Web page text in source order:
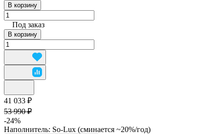
В корзину
Под заказ
В корзину
41 033 ₽
53 990 ₽
-24%
Наполнитель: So-Lux (cминается ~20%/год)